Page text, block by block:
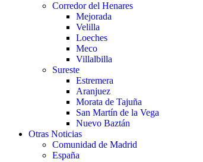
Corredor del Henares
Mejorada
Velilla
Loeches
Meco
Villalbilla
Sureste
Estremera
Aranjuez
Morata de Tajuña
San Martín de la Vega
Nuevo Baztán
Otras Noticias
Comunidad de Madrid
España